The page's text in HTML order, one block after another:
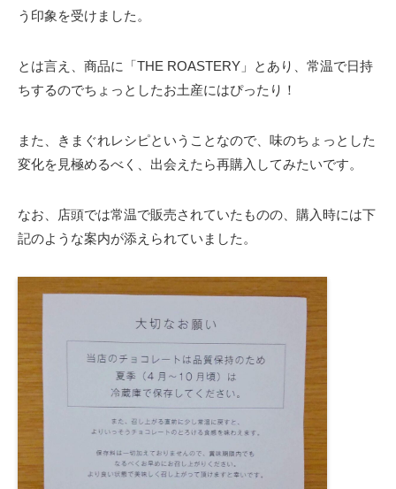
う印象を受けました。
とは言え、商品に「THE ROASTERY」とあり、常温で日持
ちするのでちょっとしたお土産にはぴったり！
また、きまぐれレシピということなので、味のちょっとした
変化を見極めるべく、出会えたら再購入してみたいです。
なお、店頭では常温で販売されていたものの、購入時には下
記のような案内が添えられていました。